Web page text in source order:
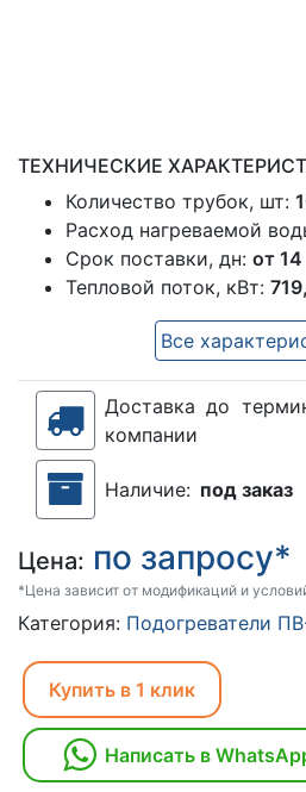
ТЕХНИЧЕСКИЕ
Количество трубок, шт:
Расход нагреваемой
Срок поставки, дн: от 14
Тепловой поток, кВт:
Все
Доставка до
компании
Наличие: под заказ
Цена: по запросу*
*Цена зависит от модификаций и
Категория: Подогреватели
Купить в 1 клик
Написать в